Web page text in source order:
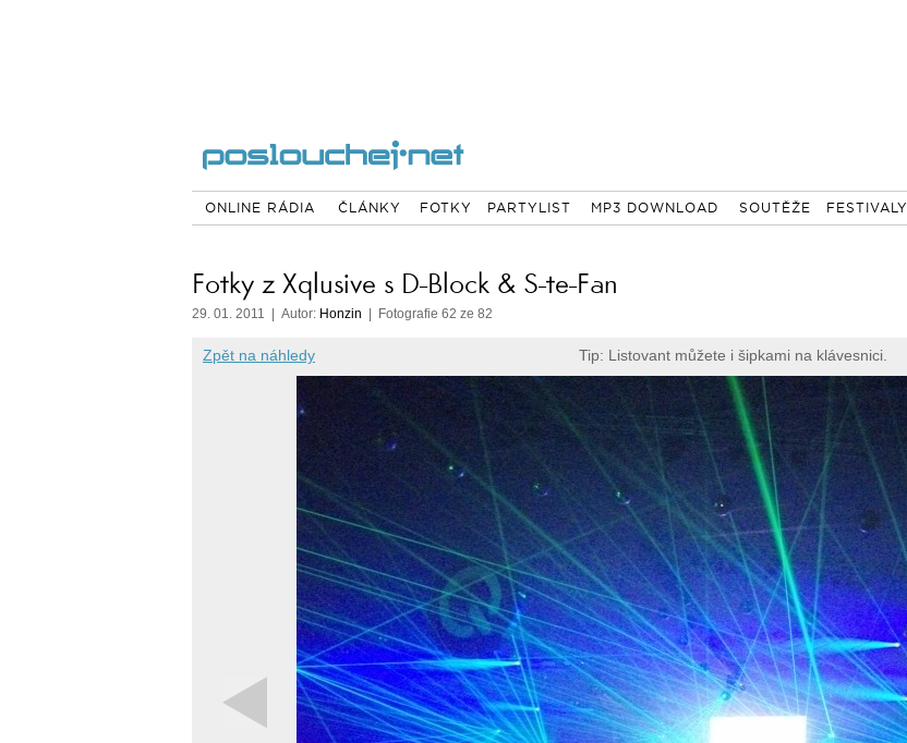
ONLINE RÁDIA ČLÁNKY FOTKY PARTYLIST MP3 DOWNLOAD SOUTĚŽE FESTIVALY
Fotky z Xqlusive s D-Block & S-te-Fan
29. 01. 2011 | Autor: Honzin | Fotografie 62 ze 82
Zpět na náhledy Tip: Listovant můžete i šipkami na klávesnici.